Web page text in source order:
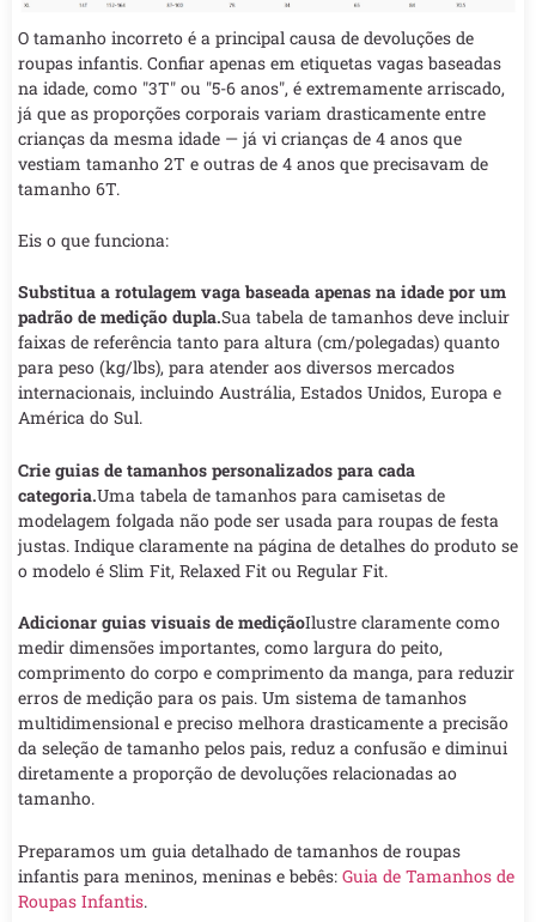
O tamanho incorreto é a principal causa de devoluções de
roupas infantis. Confiar apenas em etiquetas vagas baseadas
na idade, como "3T" ou "5-6 anos", é extremamente arriscado,
já que as proporções corporais variam drasticamente entre
crianças da mesma idade — já vi crianças de 4 anos que
vestiam tamanho 2T e outras de 4 anos que precisavam de
tamanho 6T.
Eis o que funciona:
Substitua a rotulagem vaga baseada apenas na idade por um
padrão de medição dupla.Sua tabela de tamanhos deve incluir
faixas de referência tanto para altura (cm/polegadas) quanto
para peso (kg/lbs), para atender aos diversos mercados
internacionais, incluindo Austrália, Estados Unidos, Europa e
América do Sul.
Crie guias de tamanhos personalizados para cada
categoria.Uma tabela de tamanhos para camisetas de
modelagem folgada não pode ser usada para roupas de festa
justas. Indique claramente na página de detalhes do produto se
o modelo é Slim Fit, Relaxed Fit ou Regular Fit.
Adicionar guias visuais de mediçãoIlustre claramente como
medir dimensões importantes, como largura do peito,
comprimento do corpo e comprimento da manga, para reduzir
erros de medição para os pais. Um sistema de tamanhos
multidimensional e preciso melhora drasticamente a precisão
da seleção de tamanho pelos pais, reduz a confusão e diminui
diretamente a proporção de devoluções relacionadas ao
tamanho.
Preparamos um guia detalhado de tamanhos de roupas
infantis para meninos, meninas e bebês: Guia de Tamanhos de
Roupas Infantis.